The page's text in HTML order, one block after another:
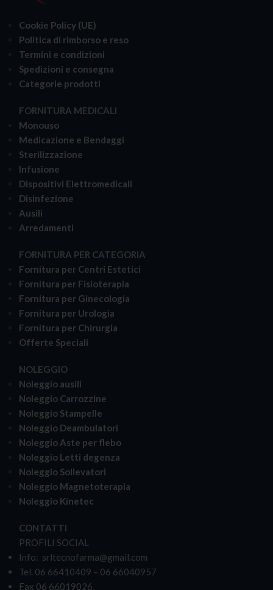
Cookie Policy (UE)
Politica di rimborso e reso
Termini e condizioni
Spedizioni e consegna
Categorie prodotti
FORNITURA MEDICALI
Monouso
Medicazione e Bendaggi
Sterilizzazione
Infusione
Dispositivi Elettromedicali
Disinfezione
Ausili
Arredamenti
FORNITURA PER CATEGORIA
Fornitura per Centri Estetici
Fornitura per Fisioterapia
Fornitura per Ginecologia
Fornitura per Urologia
Fornitura per Chirurgia
Offerte Speciali
NOLEGGIO
Noleggio ausili
Noleggio Carrozzine
Noleggio Stampelle
Noleggio Deambulatori
Noleggio Aste per flebo
Noleggio Letti degenza
Noleggio Sollevatori
Noleggio Magnetoterapia
Noleggio Kinetec
CONTATTI
PROFILI SOCIAL
Info: srltecnofarma@gmail.com
Tel. 06 66410409 – 06 66040957
Fax 06 66019026